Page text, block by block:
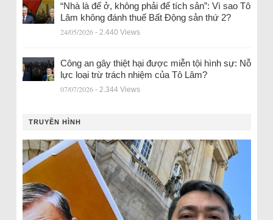
“Nhà là để ở, không phải để tích sản”: Vì sao Tô
Lâm không đánh thuế Bất Động sản thứ 2?
24/05/2026 - 2.440 Views
Công an gây thiệt hại được miễn tội hình sự: Nỗ
lực loại trừ trách nhiệm của Tô Lâm?
07/07/2026 - 2.344 Views
TRUYỀN HÌNH